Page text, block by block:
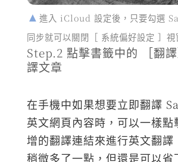
進入 iCloud 設定後，只要勾選
同步就可以關閉［ 系統偏好設定 ］視
Step.2 點擊書籤中的 ［翻
譯文章
在手機中如果想要立即翻譯
英文網頁內容時，可以一樣點
增的翻譯連結來進行英文翻譯
稍微多了一點，但還是可以省